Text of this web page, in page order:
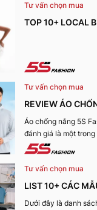
được nhiều đánh giá
nay.
Tư vấn chọn mua
TOP 10+ LOCAL
Tư vấn chọn mua
REVIEW ÁO
TIA UV, CHỐNG
CỦA 5S
Áo chống nắng 5S
đánh giá là một
áo đáng mua hàng
giá tích cực đến vậy?
viết nhé!
Tư vấn chọn mua
LIST 10+ CÁC
MÙA HÈ BÁN
Dưới đây là danh